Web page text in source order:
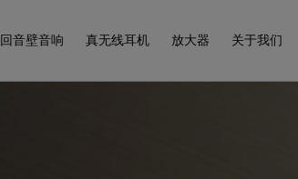
回音壁音响 真无线耳机 放大器 关于我们